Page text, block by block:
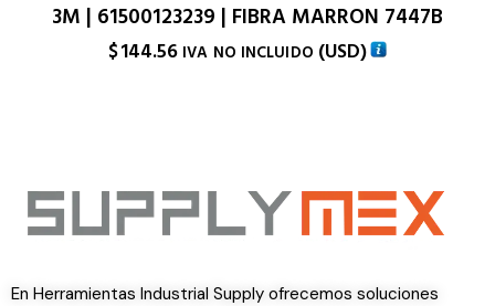
3M | 61500123239 | FIBRA MARRON 7447B
$144.56 IVA NO INCLUIDO (USD)
En Herramientas Industrial Supply ofrecemos soluciones